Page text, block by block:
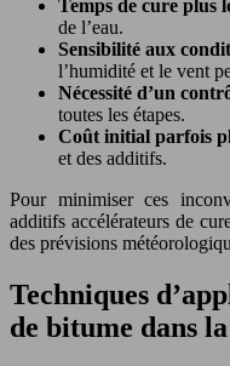
Temps de cure plus
de l’eau.
Sensibilité aux
l’humidité et le vent
Nécessité d’un
toutes les étapes.
Coût initial parfois
et des additifs.
Pour minimiser ces
additifs accélérateurs de
des prévisions
Techniques
de bitume dans